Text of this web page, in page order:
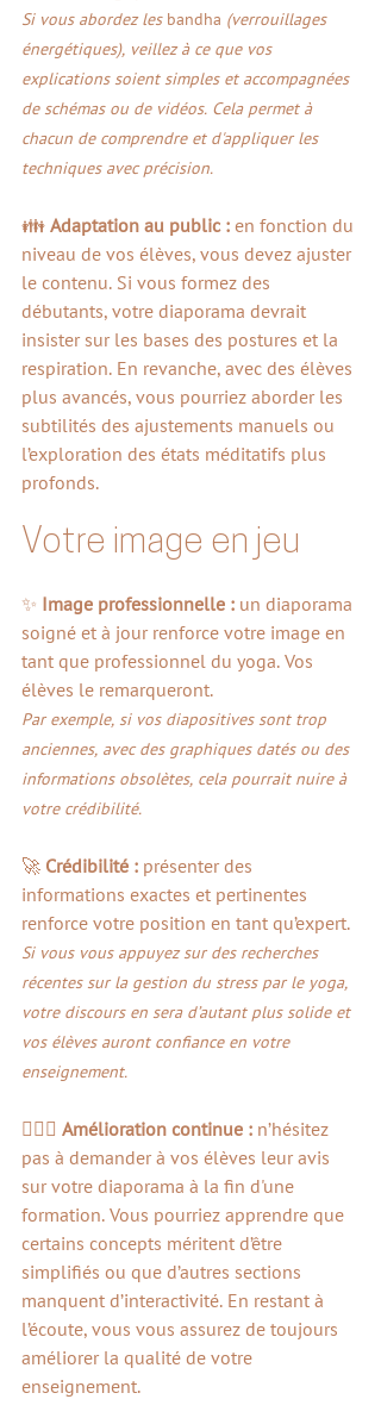
Si vous abordez les bandha (verrouillages
énergétiques), veillez à ce que vos
explications soient simples et accompagnées
de schémas ou de vidéos. Cela permet à
chacun de comprendre et d'appliquer les
techniques avec précision.
👪 Adaptation au public : en fonction du
niveau de vos élèves, vous devez ajuster
le contenu. Si vous formez des
débutants, votre diaporama devrait
insister sur les bases des postures et la
respiration. En revanche, avec des élèves
plus avancés, vous pourriez aborder les
subtilités des ajustements manuels ou
l’exploration des états méditatifs plus
profonds.
Votre image en jeu
✨ Image professionnelle : un diaporama
soigné et à jour renforce votre image en
tant que professionnel du yoga. Vos
élèves le remarqueront.
Par exemple, si vos diapositives sont trop
anciennes, avec des graphiques datés ou des
informations obsolètes, cela pourrait nuire à
votre crédibilité.
🚀 Crédibilité : présenter des
informations exactes et pertinentes
renforce votre position en tant qu’expert.
Si vous vous appuyez sur des recherches
récentes sur la gestion du stress par le yoga,
votre discours en sera d’autant plus solide et
vos élèves auront confiance en votre
enseignement.
Amélioration continue : n’hésitez
pas à demander à vos élèves leur avis
sur votre diaporama à la fin d'une
formation. Vous pourriez apprendre que
certains concepts méritent d’être
simplifiés ou que d’autres sections
manquent d’interactivité. En restant à
l’écoute, vous vous assurez de toujours
améliorer la qualité de votre
enseignement.